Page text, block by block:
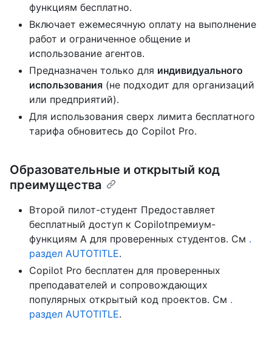
функциям бесплатно.
Включает ежемесячную оплату на выполнение
работ и ограниченное общение и
использование агентов.
Предназначен только для индивидуального
использования (не подходит для организаций
или предприятий).
Для использования сверх лимита бесплатного
тарифа обновитесь до Copilot Pro.
Образовательные и открытый код
преимущества
Второй пилот-студент Предоставляет
бесплатный доступ к Copilotпремиум-
функциям A для проверенных студентов. См .
раздел AUTOTITLE.
Copilot Pro бесплатен для проверенных
преподавателей и сопровождающих
популярных открытый код проектов. См .
раздел AUTOTITLE.